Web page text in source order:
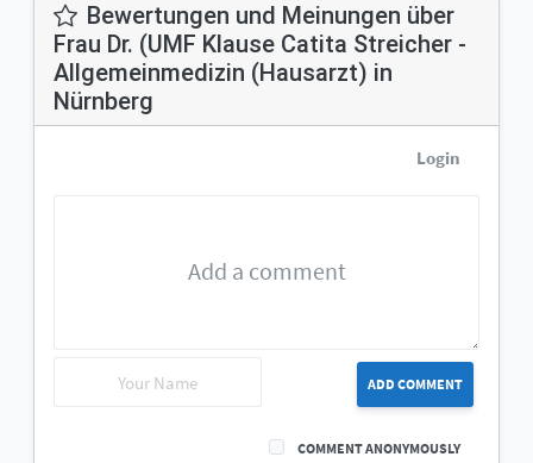
Bewertungen und Meinungen über
Frau Dr. (UMF Klause Catita Streicher -
Allgemeinmedizin (Hausarzt) in
Nürnberg
Login
ADD COMMENT
COMMENT ANONYMOUSLY